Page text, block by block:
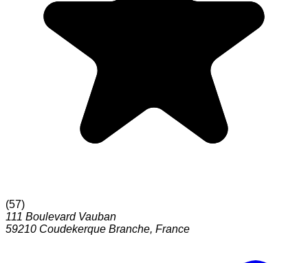
(57)
111 Boulevard Vauban
59210 Coudekerque Branche, France